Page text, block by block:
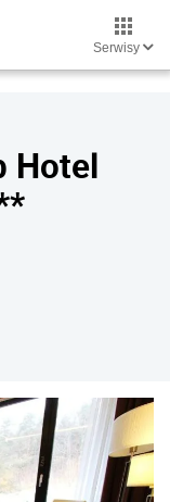
Serwisy
Hotel